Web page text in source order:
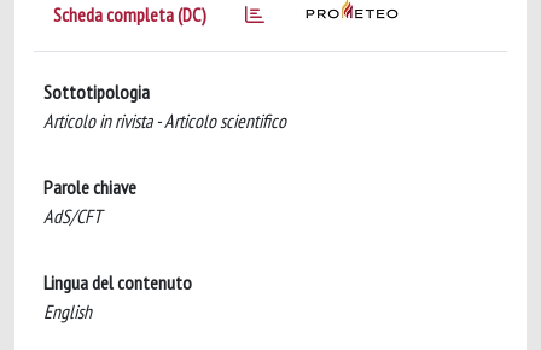
Scheda completa (DC)
Sottotipologia
Articolo in rivista - Articolo scientifico
Parole chiave
AdS/CFT
Lingua del contenuto
English